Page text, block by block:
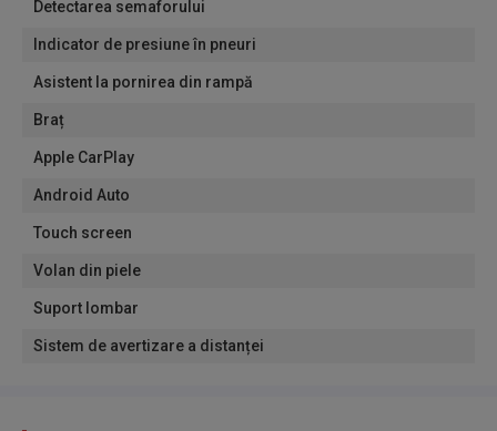
Detectarea semaforului
Indicator de presiune în pneuri
Asistent la pornirea din rampă
Braț
Apple CarPlay
Android Auto
Touch screen
Volan din piele
Suport lombar
Sistem de avertizare a distanței